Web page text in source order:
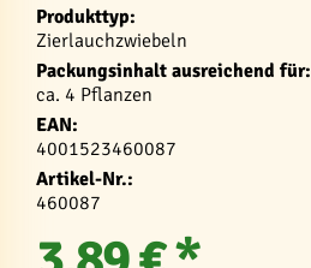
Produkttyp:
Zierlauchzwiebeln
Packungsinhalt ausreichend für:
ca. 4 Pflanzen
EAN:
4001523460087
Artikel-Nr.:
460087